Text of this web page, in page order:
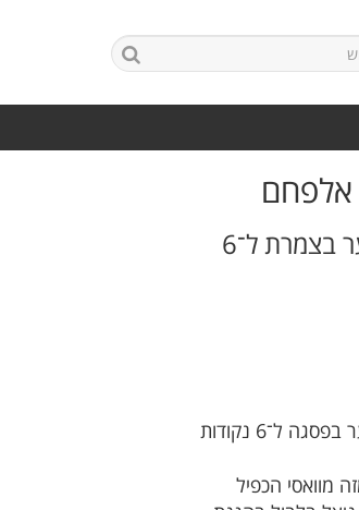
אלפחם
אחי נצרת שומרת על הבית, מתגברת על קאמבק מאוחר של אום אל פאחם ומגדילה את הפער בצמרת ל־6
מכבי אחי נצרת השיגה ניצחון ביתי חשוב 2:3 על הפועל אום אל פאחם, במשחק קצבי, מותח ורווי דרמה, והגדילה את הפער בפסגה ל־6 נקודות
וחמזה מוואסי הכפיל